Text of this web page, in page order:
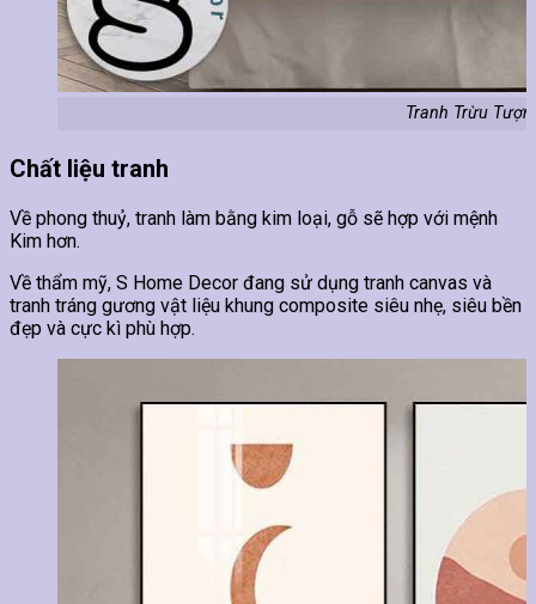
Tranh Trừu
Chất liệu tranh
Về phong thuỷ, tranh làm bằng kim loại, gỗ sẽ hợp với mệnh
Kim hơn.
Về thẩm mỹ, S Home Decor đang sử dụng tranh canvas và
tranh tráng gương vật liệu khung composite siêu nhẹ, siêu bền
đẹp và cực kì phù hợp.